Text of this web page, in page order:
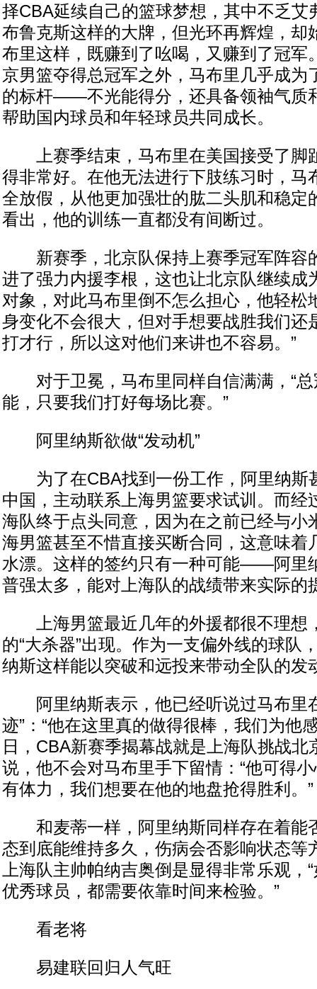
择CBA延续自己的篮球梦想，其中不乏艾
布鲁克斯这样的大牌，但光环再辉煌，却
布里这样，既赚到了吆喝，又赚到了冠军
京男篮夺得总冠军之外，马布里几乎成为
的标杆——不光能得分，还具备领袖气质
帮助国内球员和年轻球员共同成长。
上赛季结束，马布里在美国接受了脚
得非常好。在他无法进行下肢练习时，马
全放假，从他更加强壮的肱二头肌和稳定
看出，他的训练一直都没有间断过。
新赛季，北京队保持上赛季冠军阵容
进了强力内援李根，这也让北京队继续成
对象，对此马布里倒不怎么担心，他轻松
身变化不会很大，但对手想要战胜我们还
打才行，所以这对他们来讲也不容易。”
对于卫冕，马布里同样自信满满，“总
能，只要我们打好每场比赛。”
阿里纳斯欲做“发动机”
为了在CBA找到一份工作，阿里纳斯
中国，主动联系上海男篮要求试训。而经
海队终于点头同意，因为在之前已经与小
海男篮甚至不惜直接买断合同，这意味着
水漂。这样的签约只有一种可能——阿里
普强太多，能对上海队的战绩带来实际的
上海男篮最近几年的外援都很不理想
的“大杀器”出现。作为一支偏外线的球队
纳斯这样能以突破和远投来带动全队的发
阿里纳斯表示，他已经听说过马布里
迹”：“他在这里真的做得很棒，我们为他
日，CBA新赛季揭幕战就是上海队挑战北
说，他不会对马布里手下留情：“他可得
有体力，我们想要在他的地盘抢得胜利。”
和麦蒂一样，阿里纳斯同样存在着能
态到底能维持多久，伤病会否影响状态等
上海队主帅帕纳吉奥倒是显得非常乐观，
优秀球员，都需要依靠时间来检验。”
看老将
易建联回归人气旺